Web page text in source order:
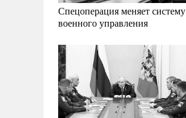
Спецоперация меняет систему
военного управления